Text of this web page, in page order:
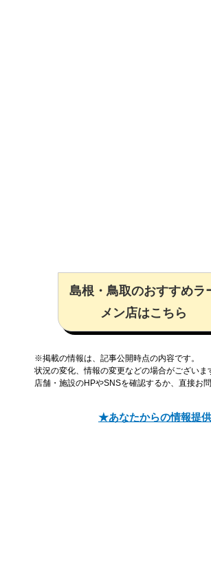
島根・鳥取のおすすめラ
メン店はこちら
※掲載の情報は、記事公開時点の内容です。
状況の変化、情報の変更などの場合がございま
店舗・施設のHPやSNSを確認するか、直接お
★あなたからの情報提